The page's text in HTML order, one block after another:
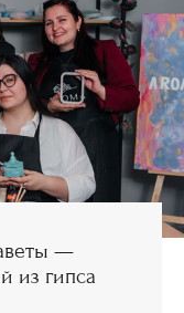
—
из гипса